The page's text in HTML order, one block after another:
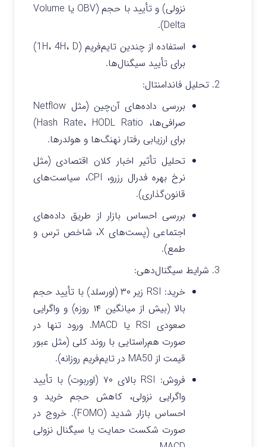
نزولی) و تأیید با حجم (OBV یا Volume
Delta).
استفاده از چندین تایم‌فریم (1H، 4H، D)
برای تأیید سیگنال‌ها.
تحلیل فاندامنتال:
بررسی داده‌های آن‌چین (مثل Netflow
صرافی‌ها، Hash Rate، HODL Ratio)
برای ارزیابی رفتار نهنگ‌ها و هولدرها.
تحلیل تأثیر اخبار کلان اقتصادی (مثل
نرخ بهره فدرال رزرو، CPI، سیاست‌های
قانون‌گذاری).
بررسی احساس بازار از طریق داده‌های
اجتماعی (پست‌های X، شاخص ترس و
طمع).
شرایط سیگنال‌دهی:
خرید: RSI زیر ۳۰ (اورسلد) با تأیید حجم
بالا (بیش از میانگین ۱۴ روزه) و واگرایی
صعودی RSI یا MACD. ورود تنها در
صورت هم‌راستایی با روند کلی (مثل عبور
قیمت از MA50 در تایم‌فریم روزانه).
فروش: RSI بالای ۷۰ (اوربوت) با تأیید
واگرایی نزولی، کاهش حجم خرید و
احساس بازار شدید (FOMO). خروج در
صورت شکست حمایت یا سیگنال نزولی